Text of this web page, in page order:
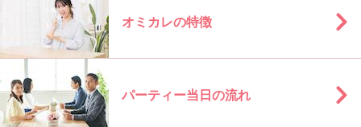
オミカレの特徴
パーティー当日の流れ